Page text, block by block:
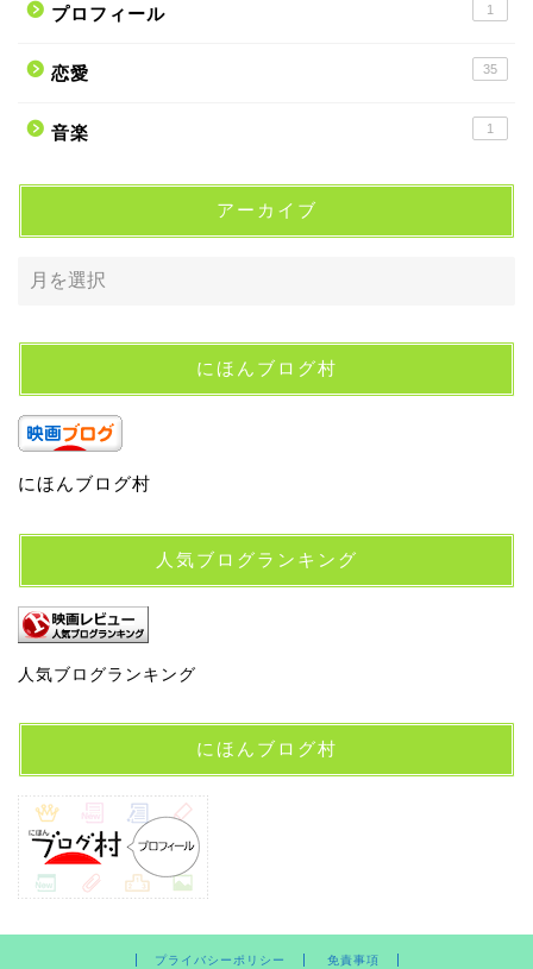
プロフィール 1
恋愛 35
音楽 1
アーカイブ
にほんブログ村
にほんブログ村
人気ブログランキング
人気ブログランキング
にほんブログ村
プライバシーポリシー 免責事項